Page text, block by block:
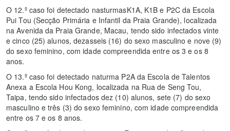
O 12.º caso foi detectado nasturmasK1A, K1B e P2C da Escola
Pui Tou (Secção Primária e Infantil da Praia Grande), localizada
na Avenida da Praia Grande, Macau, tendo sido infectados vinte
e cinco (25) alunos, dezasseis (16) do sexo masculino e nove (9)
do sexo feminino, com idade compreendida entre os 3 e os 8
anos.
O 13.º caso foi detectado naturma P2A da Escola de Talentos
Anexa a Escola Hou Kong, localizada na Rua de Seng Tou,
Taipa, tendo sido infectados dez (10) alunos, sete (7) do sexo
masculino e três (3) do sexo feminino, com idade compreendida
entre os 7 e os 8 anos.